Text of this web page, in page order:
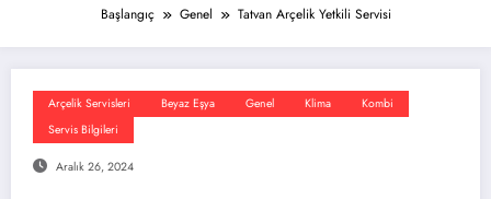
Başlangıç Genel Tatvan Arçelik Yetkili Servisi
Arçelik Servisleri Beyaz Eşya Genel Klima
Kombi
Servis Bilgileri
Aralık 26, 2024